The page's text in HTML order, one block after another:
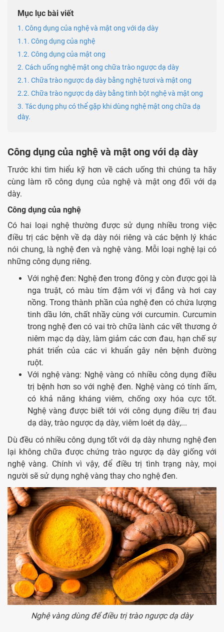
Mục lục bài viết
1. Công dụng của nghệ và mật ong với dạ dày
1.1. Công dụng của nghệ
1.2. Công dụng của mật ong
2. Cách uống nghệ mật ong chữa trào ngược dạ dày
2.1. Chữa trào ngược dạ dày bằng nghệ tươi và mật ong
2.2. Chữa trào ngược dạ dày bằng tinh bột nghệ và mật ong
3. Tác dụng phụ có thể gặp khi dùng nghệ mật ong chữa dạ
dày.
Công dụng của nghệ và mật ong với dạ dày
Trước khi tìm hiểu kỹ hơn về cách uống thì chúng ta hãy
cùng làm rõ công dụng của nghệ và mật ong đối với dạ
dày.
Công dụng của nghệ
Có hai loại nghệ thường được sử dụng nhiều trong việc
điều trị các bệnh về dạ dày nói riêng và các bệnh lý khác
nói chung, là nghệ đen và nghệ vàng. Mỗi loại nghệ lại có
những công dụng riêng.
Với nghệ đen: Nghệ đen trong đông y còn được gọi là
nga truật, có màu tím đậm với vị đắng và hơi cay
nồng. Trong thành phần của nghệ đen có chứa lượng
tinh dầu lớn, chất nhầy cùng với curcumin. Curcumin
trong nghệ đen có vai trò chữa lành các vết thương ở
niêm mạc dạ dày, làm giảm các cơn đau, hạn chế sự
phát triển của các vi khuẩn gây nên bệnh đường
ruột.
Với nghệ vàng: Nghệ vàng có nhiều công dụng điều
trị bệnh hơn so với nghệ đen. Nghệ vàng có tính ấm,
có khả năng kháng viêm, chống oxy hóa cực tốt.
Nghệ vàng được biết tới với công dụng điều trị đau
dạ dày, trào ngược dạ dày, viêm loét dạ dày,...
Dù đều có nhiều công dụng tốt với dạ dày nhưng nghệ đen
lại không chữa được chứng trào ngược dạ dày giống với
nghệ vàng. Chính vì vậy, để điều trị tình trạng này, mọi
người sẽ sử dụng nghệ vàng thay cho nghệ đen.
Nghệ vàng dùng để điều trị trào ngược dạ dày